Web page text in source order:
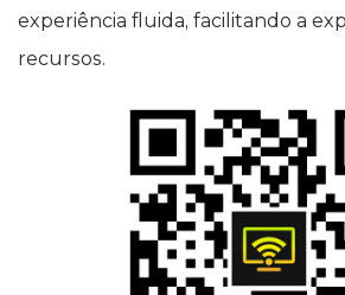
experiência fluida, facilitando a
recursos.